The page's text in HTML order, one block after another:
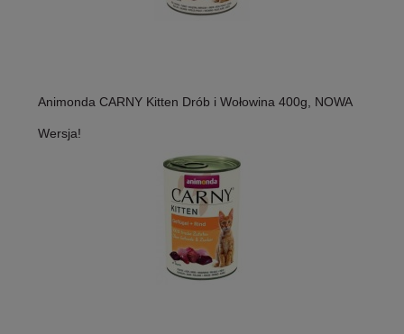
Animonda CARNY Kitten Drób i Wołowina 400g, NOWA
Wersja!